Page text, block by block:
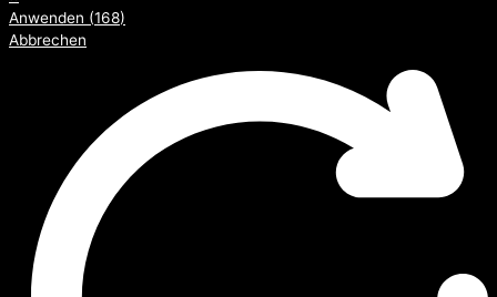
Anwenden (168)
Abbrechen